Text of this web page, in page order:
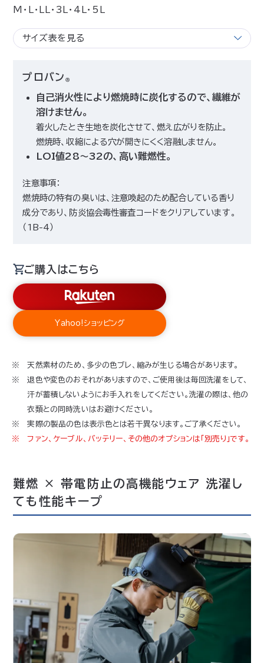
M･L･LL･3L･4L･5L
サイズ表を見る
プロバンⓇ
自己消火性により燃焼時に炭化するので、繊維が
溶けません。
着火したとき生地を炭化させて、燃え広がりを防止。
燃焼時、収縮による穴が開きにくく溶融しません。
LOI値28〜32の、高い難燃性。
注意事項：
燃焼時の特有の臭いは、注意喚起のため配合している香り
成分であり、防炎協会毒性審査コードをクリアしています。
（1B-4）
ご購入はこちら
Yahoo!ショッピング
天然素材のため、多少の色ブレ、縮みが生じる場合があります。
退色や変色のおそれがありますので、ご使用後は毎回洗濯をして、
汗が蓄積しないようにお手入れをしてください。洗濯の際は、他の
衣類との同時洗いはお避けください。
実際の製品の色は表示色とは若干異なります。ご了承ください。
ファン、ケーブル、バッテリー、その他のオプションは「別売り」です。
難燃 × 帯電防止の高機能ウェア 洗濯し
ても性能キープ